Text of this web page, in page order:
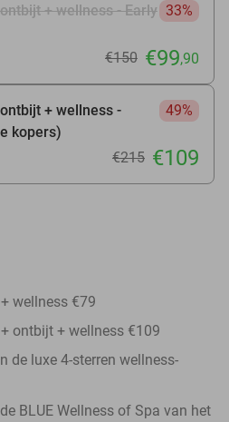
+ wellness - Early 33%
€150 €99,90
+ wellness -
kopers)
49%
€215 €109
wellness €79
ontbijt + wellness €109
de luxe 4-sterren wellness-
BLUE Wellness of Spa van het